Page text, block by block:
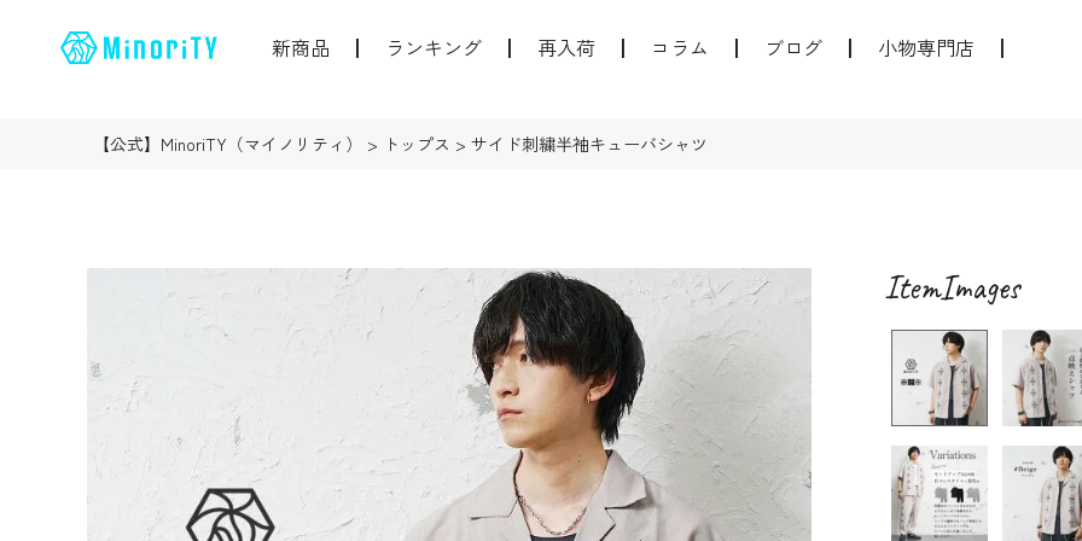
新商品 ランキング 再入荷 コラム ブログ 小物専門店
【公式】MinoriTY（マイノリティ） トップス サイド刺繍半袖キューバシャツ